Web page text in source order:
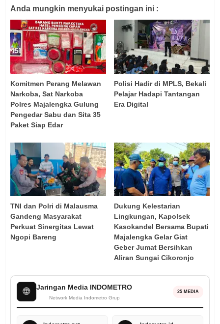
Anda mungkin menyukai postingan ini :
Komitmen Perang Melawan
Narkoba, Sat Narkoba
Polres Majalengka Gulung
Pengedar Sabu dan Sita 35
Paket Siap Edar
Polisi Hadir di MPLS, Bekali
Pelajar Hadapi Tantangan
Era Digital
TNI dan Polri di Malausma
Gandeng Masyarakat
Perkuat Sinergitas Lewat
Ngopi Bareng ‎
Dukung Kelestarian
Lingkungan, Kapolsek
Kasokandel Bersama Bupati
Majalengka Gelar Giat
Geber Jumat Bersihkan
Aliran Sungai Cikoronjo
🌐 Jaringan Media INDOMETRO
Network Media Indometro Grup
25 MEDIA